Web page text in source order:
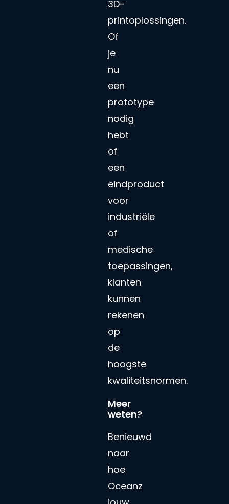
3D-
printoplossingen.
Of
je
nu
een
prototype
nodig
hebt
of
een
eindproduct
voor
industriële
of
medische
toepassingen,
klanten
kunnen
rekenen
op
de
hoogste
kwaliteitsnormen.
Meer
weten?
Benieuwd
naar
hoe
Oceanz